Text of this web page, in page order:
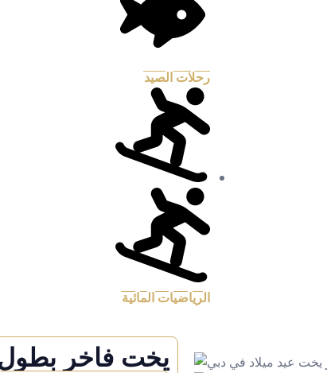
رحلات الصيد
الرياضيات المائية
يخت فاخر بطول 44